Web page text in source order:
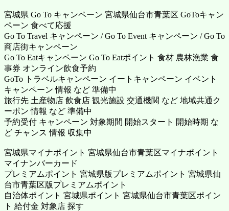
宮城県 Go To キャンペーン 宮城県仙台市青葉区 GoToキャン
ペーン 食べて応援
Go To Travel キャンペーン / Go To Event キャンペーン / Go To
商店街キャンペーン
Go To Eatキャンペーン Go To Eatポイント 食材 農林漁業 食
事券 オンライン飲食予約
GoTo トラベルキャンペーン イートキャンペーン イベント
キャンペーン 情報 など 準備中
旅行先 土産物店 飲食店 観光施設 交通機関 など 地域共通ク
ーポン 情報 など 準備中
予約受付 キャンペーン 対象期間 開始スタート 開始時期 な
ど チャンス 情報 収集中
宮城県マイナポイント 宮城県仙台市青葉区マイナポイント
マイナンバーカード
プレミアムポイント 宮城県版プレミアムポイント 宮城県仙
台市青葉区版プレミアムポイント
自治体ポイント 宮城県ポイント 宮城県仙台市青葉区ポイン
ト 給付金 対象店 探す